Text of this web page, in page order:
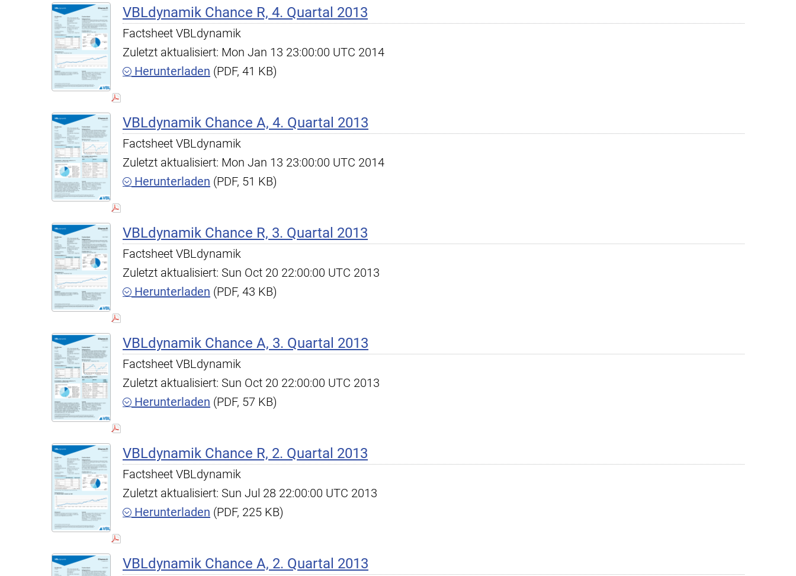
VBLdynamik Chance R, 4. Quartal 2013
Factsheet VBLdynamik
Zuletzt aktualisiert: Mon Jan 13 23:00:00 UTC 2014
Herunterladen (PDF, 41 KB)
VBLdynamik Chance A, 4. Quartal 2013
Factsheet VBLdynamik
Zuletzt aktualisiert: Mon Jan 13 23:00:00 UTC 2014
Herunterladen (PDF, 51 KB)
VBLdynamik Chance R, 3. Quartal 2013
Factsheet VBLdynamik
Zuletzt aktualisiert: Sun Oct 20 22:00:00 UTC 2013
Herunterladen (PDF, 43 KB)
VBLdynamik Chance A, 3. Quartal 2013
Factsheet VBLdynamik
Zuletzt aktualisiert: Sun Oct 20 22:00:00 UTC 2013
Herunterladen (PDF, 57 KB)
VBLdynamik Chance R, 2. Quartal 2013
Factsheet VBLdynamik
Zuletzt aktualisiert: Sun Jul 28 22:00:00 UTC 2013
Herunterladen (PDF, 225 KB)
VBLdynamik Chance A, 2. Quartal 2013